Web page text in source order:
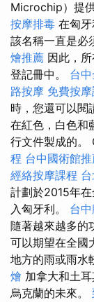
Microchip）提
按摩排毒 在匈
該名稱一直是必
燴推薦 因此，
登記冊中。 台
路按摩 免費按
時，您還可以閱
在紅色，白色和
行文件製成的
程 台中國術館
經絡按摩課程
計劃於2015年
入匈牙利。 台
隨著越來越多的
可以期望在全國
地方的雨或雨水
燴 加拿大和土
烏克蘭的未來。